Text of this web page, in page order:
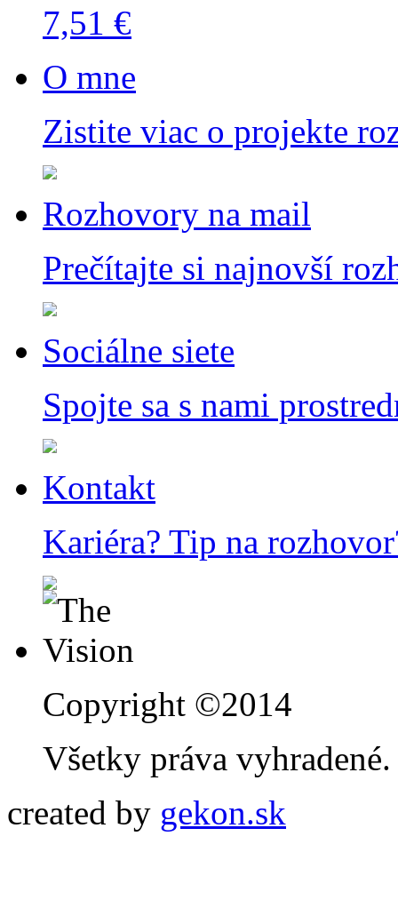
7,51 €
O mne
Zistite viac o projekte
Rozhovory na mail
Prečítajte si najnovší
Sociálne siete
Spojte sa s nami
Kontakt
Kariéra? Tip na
Copyright ©2014
Všetky práva vyhradené.
created by gekon.sk